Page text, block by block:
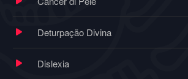
Deturpação Divina
Dislexia